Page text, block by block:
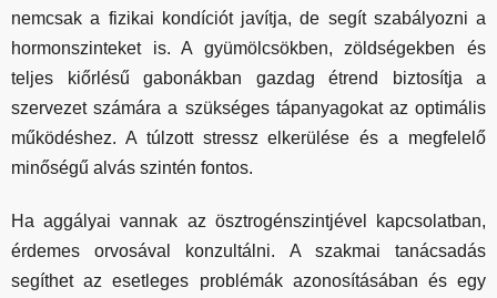
nemcsak a fizikai kondíciót javítja, de segít szabályozni a
hormonszinteket is. A gyümölcsökben, zöldségekben és
teljes kiőrlésű gabonákban gazdag étrend biztosítja a
szervezet számára a szükséges tápanyagokat az optimális
működéshez. A túlzott stressz elkerülése és a megfelelő
minőségű alvás szintén fontos.
Ha aggályai vannak az ösztrogénszintjével kapcsolatban,
érdemes orvosával konzultálni. A szakmai tanácsadás
segíthet az esetleges problémák azonosításában és egy